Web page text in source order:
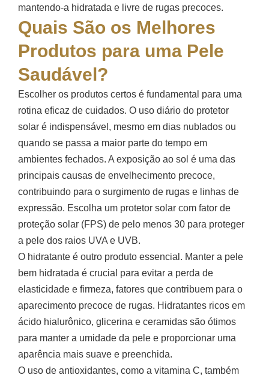
mantendo-a hidratada e livre de rugas precoces.
Quais São os Melhores
Produtos para uma Pele
Saudável?
Escolher os produtos certos é fundamental para uma
rotina eficaz de cuidados. O uso diário do protetor
solar é indispensável, mesmo em dias nublados ou
quando se passa a maior parte do tempo em
ambientes fechados. A exposição ao sol é uma das
principais causas de envelhecimento precoce,
contribuindo para o surgimento de rugas e linhas de
expressão. Escolha um protetor solar com fator de
proteção solar (FPS) de pelo menos 30 para proteger
a pele dos raios UVA e UVB.
O hidratante é outro produto essencial. Manter a pele
bem hidratada é crucial para evitar a perda de
elasticidade e firmeza, fatores que contribuem para o
aparecimento precoce de rugas. Hidratantes ricos em
ácido hialurônico, glicerina e ceramidas são ótimos
para manter a umidade da pele e proporcionar uma
aparência mais suave e preenchida.
O uso de antioxidantes, como a vitamina C, também